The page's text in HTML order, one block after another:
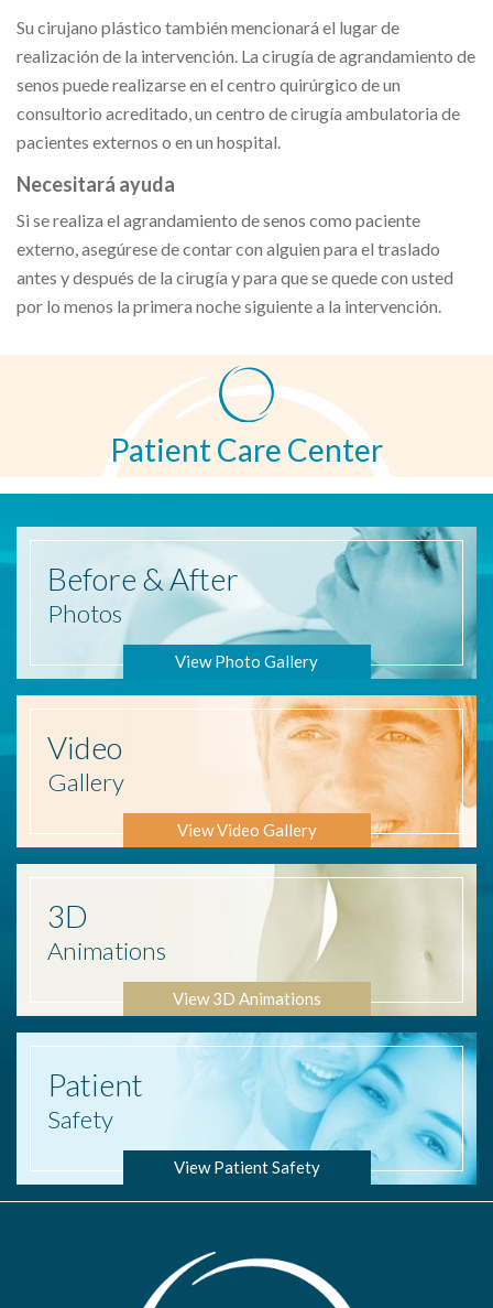
Su cirujano plástico también mencionará el lugar de
realización de la intervención. La cirugía de agrandamiento de
senos puede realizarse en el centro quirúrgico de un
consultorio acreditado, un centro de cirugía ambulatoria de
pacientes externos o en un hospital.
Necesitará ayuda
Si se realiza el agrandamiento de senos como paciente
externo, asegúrese de contar con alguien para el traslado
antes y después de la cirugía y para que se quede con usted
por lo menos la primera noche siguiente a la intervención.
Patient Care Center
Before & After
Photos
View Photo Gallery
Video
Gallery
View Video Gallery
3D
Animations
View 3D Animations
Patient
Safety
View Patient Safety